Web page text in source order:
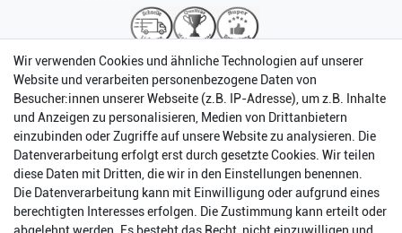
Wir verwenden Cookies und ähnliche Technologien auf unserer
Website und verarbeiten personenbezogene Daten von
Besucher:innen unserer Webseite (z.B. IP-Adresse), um z.B. Inhalte
und Anzeigen zu personalisieren, Medien von Drittanbietern
einzubinden oder Zugriffe auf unsere Website zu analysieren. Die
Datenverarbeitung erfolgt erst durch gesetzte Cookies. Wir teilen
diese Daten mit Dritten, die wir in den Einstellungen benennen.
Die Datenverarbeitung kann mit Einwilligung oder aufgrund eines
berechtigten Interesses erfolgen. Die Zustimmung kann erteilt oder